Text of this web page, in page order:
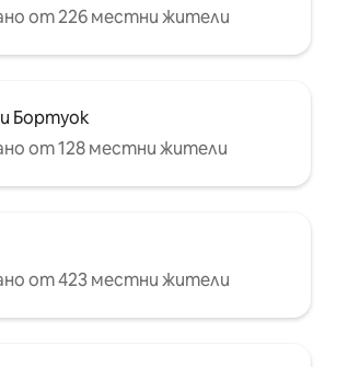
от 226 местни жители
Бортуок
от 128 местни жители
от 423 местни жители